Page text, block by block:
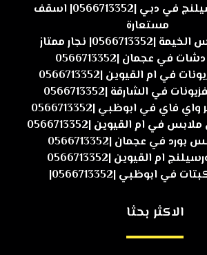
تركيب فورسيلنج في دبي |0566713352| اسقف
مستعارة
نجار ممتاز
في عجمان |0566713352
في ام القيوين |0566713352
في الشارقة |0566713352
فاي في ابوظبي |0566713352
في ام القيوين |0566713352
في عجمان |0566713352
ام القيوين |0566713352
في ابوظبي |0566713352|
الاكثر بحثا